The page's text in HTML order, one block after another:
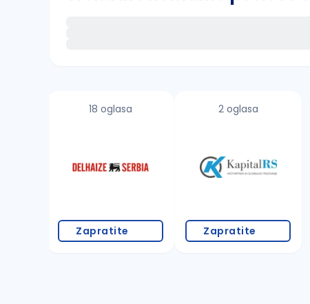
proverite pravopisne greške (koristite č,
povećajte radijus za odabrani grad
18 oglasa
Zapratite
2 oglasa
Zapratite